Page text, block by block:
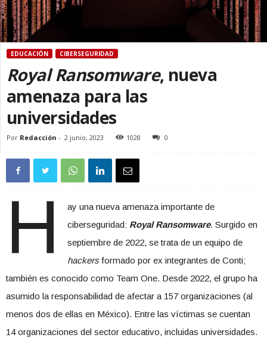
EDUCACIÓN CIBERSEGURIDAD
Royal Ransomware, nueva
amenaza para las
universidades
Por Redacción - 2 junio, 2023 1028 0
H
ay una nueva amenaza importante de
ciberseguridad: Royal Ransomware. Surgido en
septiembre de 2022, se trata de un equipo de
hackersformado por ex integrantes de Conti;
también es conocido como Team One. Desde 2022, el grupo ha
asumido la responsabilidad de afectar a 157 organizaciones (al
menos dos de ellas en México). Entre las víctimas se cuentan
14 organizaciones del sector educativo, incluidas universidades.